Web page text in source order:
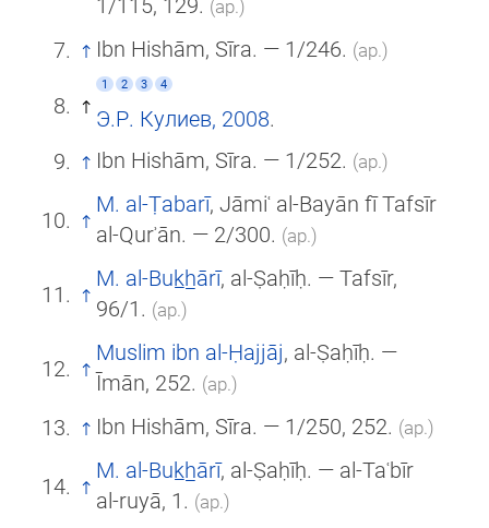
(ар.)
Ibn Hishām, Sīra. — 1/246. (ар.)
1 2 3 4
Э.Р. Кулиев, 2008.
Ibn Hishām, Sīra. — 1/252. (ар.)
M. al-Ṭabarī, Jāmiʿ al-Bayān fī Tafsīr
al-Qurʾān. — 2/300. (ар.)
M. al-Buk̲h̲ārī, al-Ṣaḥīḥ. — Tafsīr,
96/1. (ар.)
Muslim ibn al-Ḥajjāj, al-Ṣaḥīḥ. —
Īmān, 252. (ар.)
Ibn Hishām, Sīra. — 1/250, 252. (ар.)
M. al-Buk̲h̲ārī, al-Ṣaḥīḥ. — al-Taʿbīr
al-ruyā, 1. (ар.)